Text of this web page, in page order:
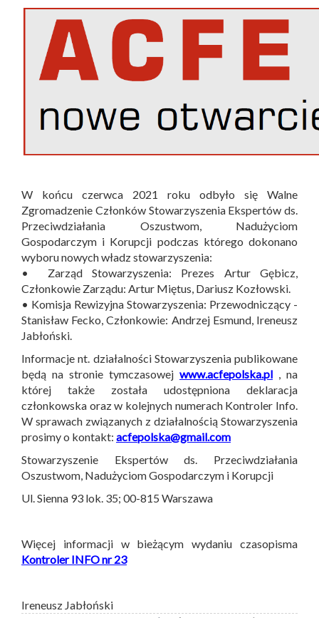
W końcu czerwca 2021 roku odbyło się Walne
Zgromadzenie Członków Stowarzyszenia Ekspertów ds.
Przeciwdziałania Oszustwom, Nadużyciom
Gospodarczym i Korupcji podczas którego dokonano
wyboru nowych władz stowarzyszenia:
• Zarząd Stowarzyszenia: Prezes Artur Gębicz,
Członkowie Zarządu: Artur Miętus, Dariusz Kozłowski.
• Komisja Rewizyjna Stowarzyszenia: Przewodniczący -
Stanisław Fecko, Członkowie: Andrzej Esmund, Ireneusz
Jabłoński.
Informacje nt. działalności Stowarzyszenia publikowane
będą na stronie tymczasowej www.acfepolska.pl , na
której także została udostępniona deklaracja
członkowska oraz w kolejnych numerach Kontroler Info.
W sprawach związanych z działalnością Stowarzyszenia
prosimy o kontakt: acfepolska@gmail.com
Stowarzyszenie Ekspertów ds. Przeciwdziałania
Oszustwom, Nadużyciom Gospodarczym i Korupcji
Ul. Sienna 93 lok. 35; 00-815 Warszawa
Więcej informacji w bieżącym wydaniu czasopisma
Kontroler INFO nr 23
Ireneusz Jabłoński